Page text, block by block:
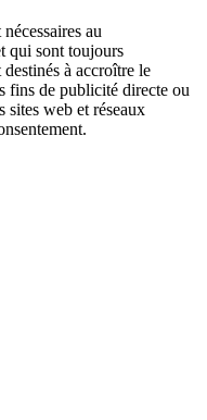
au
qui sont toujours
à accroître le
fins de publicité directe ou
web et réseaux